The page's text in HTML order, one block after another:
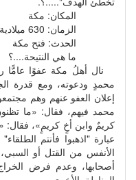
المكان: مكة
الزمان: 630 ميلادية
الحدث: فتح مكة
ما هي النتيحة....؟
نال أهلُ مكة عفوًا عامًّا رغم
محمدٍ ودعوته، ومع قدرة
إعلان العفو عنهم وهم
محمد فيهم، فقال: «ما تظنون
كريمٌ وابن أخٍ كريمٍ»، فقال:
عبارة "اذهبوا فأنتم
الأنفس من القتل أو السبي،
أصحابها، وعدم فرض